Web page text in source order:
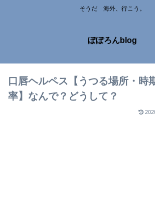
そうだ 海外、行こう。
ぽぽろんblog
口唇ヘルペス【うつる場所・時
率】なんで？どうして？